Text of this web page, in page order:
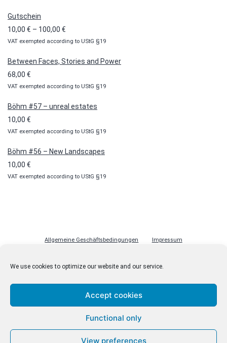
We use cookies to optimize our website and our service.
Accept cookies
Functional only
View preferences
Gutschein
10,00 € – 100,00 €
10,00 €
VAT exempted according to UStG §19
Between Faces, Stories and Power
68,00 €
VAT exempted according to UStG §19
Böhm #57 – unreal estates
10,00 €
VAT exempted according to UStG §19
Böhm #56 – New Landscapes
10,00 €
VAT exempted according to UStG §19
Allgemeine Geschäftsbedingungen Impressum